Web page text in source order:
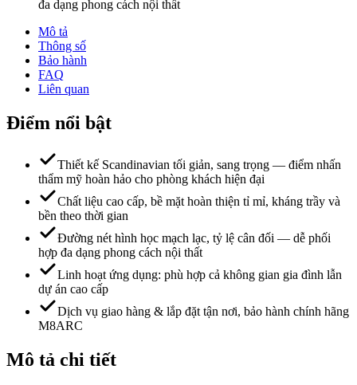
đa dạng phong cách nội thất
Mô tả
Thông số
Bảo hành
FAQ
Liên quan
Điểm nổi bật
Thiết kế Scandinavian tối giản, sang trọng — điểm nhấn
thẩm mỹ hoàn hảo cho phòng khách hiện đại
Chất liệu cao cấp, bề mặt hoàn thiện tỉ mỉ, kháng trầy và
bền theo thời gian
Đường nét hình học mạch lạc, tỷ lệ cân đối — dễ phối
hợp đa dạng phong cách nội thất
Linh hoạt ứng dụng: phù hợp cả không gian gia đình lẫn
dự án cao cấp
Dịch vụ giao hàng & lắp đặt tận nơi, bảo hành chính hãng
M8ARC
Mô tả chi tiết